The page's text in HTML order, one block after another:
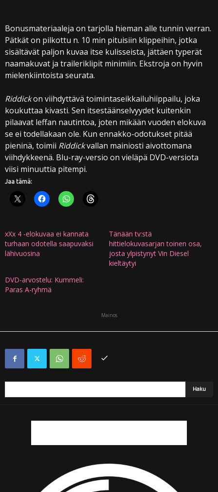
Bonusmateriaaleja on tarjolla hieman alle tunnin verran.
Pätkät on pilkottu n. 10 min pituisiin klippeihin, jotka
sisältävät paljon kuvaa itse kulisseista, jättäen typerät
naamakuvat ja traileriklipit minimiin. Ekstroja on hyvin
mielenkiintoista seurata.
Riddickon viihdyttävä toimintaseikkailuhiippailu, joka
koukuttaa kivasti. Sen itsestäänselvyydet kuitenkin
pilaavat leffan nautintoa, joten mikään vuoden elokuva
se ei todellakaan ole. Kun ennakko-odotukset pitää
pieninä, toimii Riddickvallan mainiosti aivottomana
viihdykkeenä. Blu-ray-versio on vieläpä DVD-versiota
viisi minuuttia pitempi.
Jaa tämä:
xXx 4 -elokuvaa ei kannata
turhaan odotella saapuvaksi
lähivuosina
Tänään tv:stä
hittielokuvasarjan toinen osa,
josta ylpistynyt Vin Diesel
kieltäytyi
DVD-arvostelu: Kummeli:
Paras A-ryhmä
Mainos